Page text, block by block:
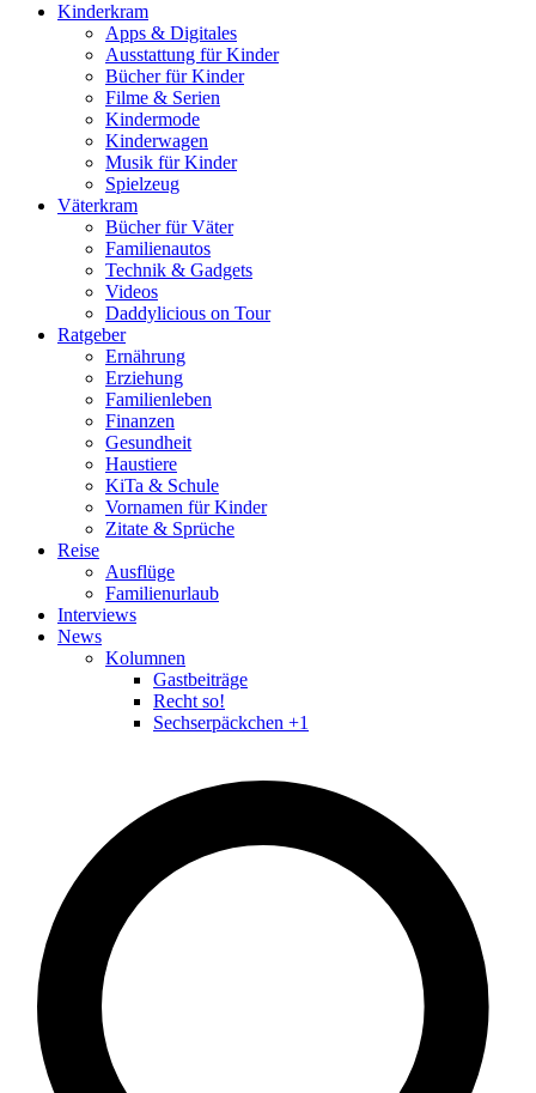
Kinderkram
Apps & Digitales
Ausstattung für Kinder
Bücher für Kinder
Filme & Serien
Kindermode
Kinderwagen
Musik für Kinder
Spielzeug
Väterkram
Bücher für Väter
Familienautos
Technik & Gadgets
Videos
Daddylicious on Tour
Ratgeber
Ernährung
Erziehung
Familienleben
Finanzen
Gesundheit
Haustiere
KiTa & Schule
Vornamen für Kinder
Zitate & Sprüche
Reise
Ausflüge
Familienurlaub
Interviews
News
Kolumnen
Gastbeiträge
Recht so!
Sechserpäckchen +1